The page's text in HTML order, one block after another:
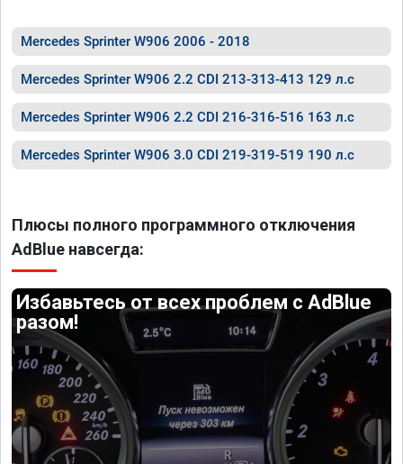
Mercedes Sprinter W906 2006 - 2018
Mercedes Sprinter W906 2.2 CDI 213-313-413 129 л.с
Mercedes Sprinter W906 2.2 CDI 216-316-516 163 л.с
Mercedes Sprinter W906 3.0 CDI 219-319-519 190 л.с
Плюсы полного программного отключения
AdBlue навсегда:
Избавьтесь от всех проблем с AdBlue
разом!